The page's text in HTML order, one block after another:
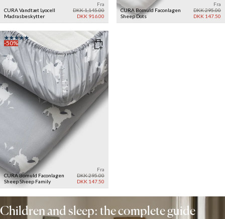
CURA Vandtæt Lyocell
Madrasbeskytter
Fra
DKK 1,145.00
DKK 916.00
CURA Bomuld Faconlagen
SheepDots
Fra
DKK 295.00
DKK 147.50
-50%
CURA Bomuld Faconlagen
SheepSheep Family
Fra
DKK 295.00
DKK 147.50
Children and sleep: the complete guide